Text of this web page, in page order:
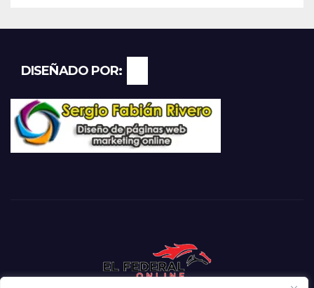
DISEÑADO POR: